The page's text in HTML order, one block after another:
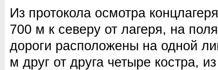
Из протокола осмотра
700 м к северу от лагеря, на
дороги расположены на одной
м друг от друга четыре костра,